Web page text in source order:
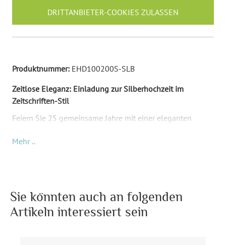
DRITTANBIETER-COOKIES ZULASSEN
Produktnummer: EHD100200S-SLB
Zeitlose Eleganz: Einladung zur Silberhochzeit im
Zeitschriften-Stil
Feiern Sie 25 gemeinsame Jahre mit einer eleganten
von Exklusivität im DIN A6 Klappkartenformat würdigt.
Fotografische Meisterwerke auf Papier
Zwei liebevoll ausgewählte Bilder, eines großflächig und
Mehr ..
Sie könnten auch an folgenden
Artikeln interessiert sein